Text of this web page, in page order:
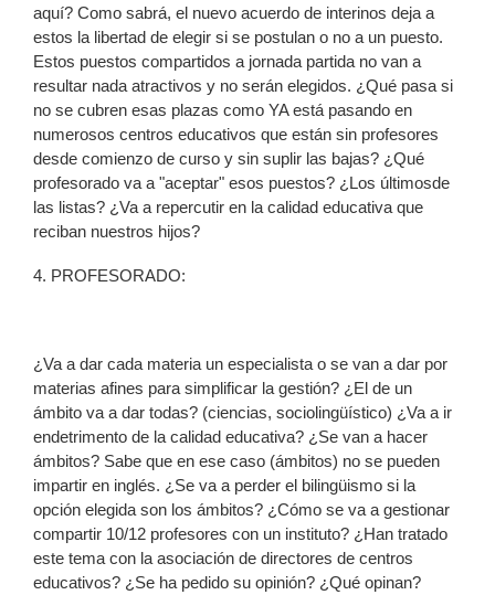
aquí? Como sabrá, el nuevo acuerdo de interinos deja a
estos la libertad de elegir si se postulan o no a un puesto.
Estos puestos compartidos a jornada partida no van a
resultar nada atractivos y no serán elegidos. ¿Qué pasa si
no se cubren esas plazas como YA está pasando en
numerosos centros educativos que están sin profesores
desde comienzo de curso y sin suplir las bajas? ¿Qué
profesorado va a "aceptar" esos puestos? ¿Los últimosde
las listas? ¿Va a repercutir en la calidad educativa que
reciban nuestros hijos?
4. PROFESORADO:
¿Va a dar cada materia un especialista o se van a dar por
materias afines para simplificar la gestión? ¿El de un
ámbito va a dar todas? (ciencias, sociolingüístico) ¿Va a ir
endetrimento de la calidad educativa? ¿Se van a hacer
ámbitos? Sabe que en ese caso (ámbitos) no se pueden
impartir en inglés. ¿Se va a perder el bilingüismo si la
opción elegida son los ámbitos? ¿Cómo se va a gestionar
compartir 10/12 profesores con un instituto? ¿Han tratado
este tema con la asociación de directores de centros
educativos? ¿Se ha pedido su opinión? ¿Qué opinan?